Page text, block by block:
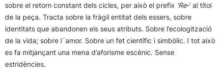
sobre el retorn constant dels cicles, per això el prefix ‘Re-‘ al títol
de la peça. Tracta sobre la fràgil entitat dels essers, sobre
identitats que abandonen els seus atributs. Sobre l’ecologització
de la vida; sobre l´amor. Sobre un fet científic i simbòlic. I tot això
es fa mitjançant una mena d’aforisme escènic. Sense
estridències.